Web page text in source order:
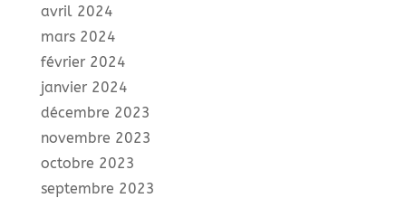
avril 2024
mars 2024
février 2024
janvier 2024
décembre 2023
novembre 2023
octobre 2023
septembre 2023